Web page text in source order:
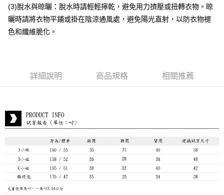
貨到付款
每筆NT$80，滿NT$888(含以上)免運費
(3)脫水與晾曬：脫水時請輕輕擰乾，避免用力擠壓或扭轉衣物。晾
曬時請將衣物平鋪或掛在陰涼通風處，避免陽光直射，以防衣物褪
色和纖維脆化。
詳細說明 商品規格 相關推薦